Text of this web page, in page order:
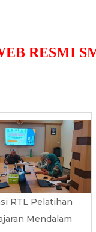
SMK
RTL Pelatihan
Mendalam